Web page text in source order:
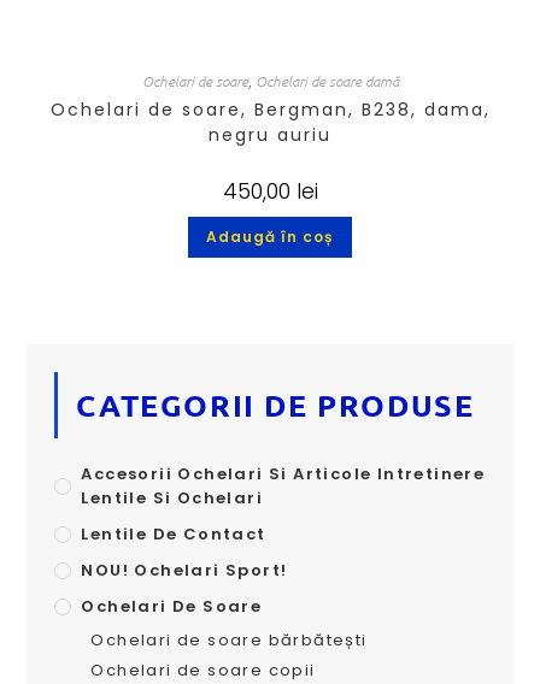
Ochelari de soare, Ochelari de soare damă
Ochelari de soare, Bergman, B238, dama,
negru auriu
450,00 lei
Adaugă în coș
CATEGORII DE PRODUSE
Accesorii Ochelari Si Articole Intretinere
Lentile Si Ochelari
Lentile De Contact
NOU! Ochelari Sport!
Ochelari De Soare
Ochelari de soare bărbătești
Ochelari de soare copii